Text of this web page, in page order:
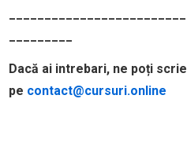
Dacă ai intrebari, ne poți scrie
pe contact@cursuri.online